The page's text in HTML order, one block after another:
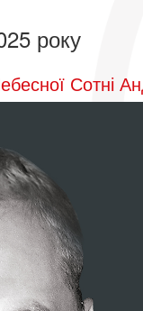
року
Сотні